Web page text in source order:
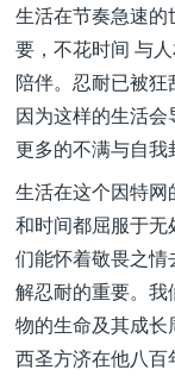
生活在节奏急速
要，不花时间 与
陪伴。忍耐已被狂
因为这样的生活
更多的不满与自我
生活在这个因特
和时间都屈服于无
们能怀着敬畏之
解忍耐的重要。
物的生命及其成
西圣方济在他八